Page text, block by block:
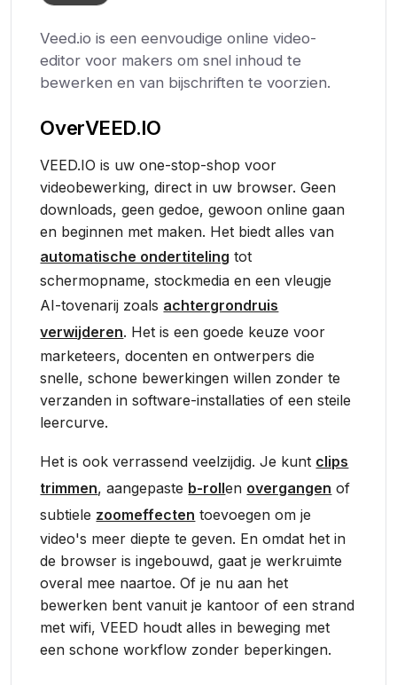
Veed.io is een eenvoudige online video-
editor voor makers om snel inhoud te
bewerken en van bijschriften te voorzien.
OverVEED.IO
VEED.IO is uw one-stop-shop voor
videobewerking, direct in uw browser. Geen
downloads, geen gedoe, gewoon online gaan
en beginnen met maken. Het biedt alles van
automatische ondertiteling tot
schermopname, stockmedia en een vleugje
AI-tovenarij zoals achtergrondruis
verwijderen. Het is een goede keuze voor
marketeers, docenten en ontwerpers die
snelle, schone bewerkingen willen zonder te
verzanden in software-installaties of een steile
leercurve.
Het is ook verrassend veelzijdig. Je kunt clips
trimmen, aangepaste b-rollen overgangen of
subtiele zoomeffecten toevoegen om je
video's meer diepte te geven. En omdat het in
de browser is ingebouwd, gaat je werkruimte
overal mee naartoe. Of je nu aan het
bewerken bent vanuit je kantoor of een strand
met wifi, VEED houdt alles in beweging met
een schone workflow zonder beperkingen.